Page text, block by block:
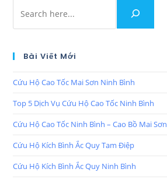
Bài Viết Mới
Cứu Hộ Cao Tốc Mai Sơn Ninh Bình
Top 5 Dịch Vụ Cứu Hộ Cao Tốc Ninh Bình
Cứu Hộ Cao Tốc Ninh Bình – Cao Bồ Mai Sơn
Cứu Hộ Kích Bình Ắc Quy Tam Điệp
Cứu Hộ Kích Bình Ắc Quy Ninh Bình